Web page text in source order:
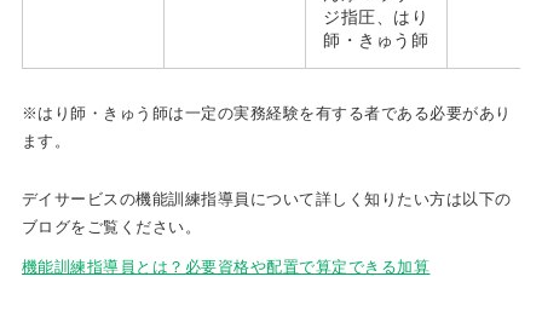
ジ指圧、はり
師・きゅう師
※はり師・きゅう師は一定の実務経験を有する者である必要があり
ます。
デイサービスの機能訓練指導員について詳しく知りたい方は以下の
ブログをご覧ください。
機能訓練指導員とは？必要資格や配置で算定できる加算